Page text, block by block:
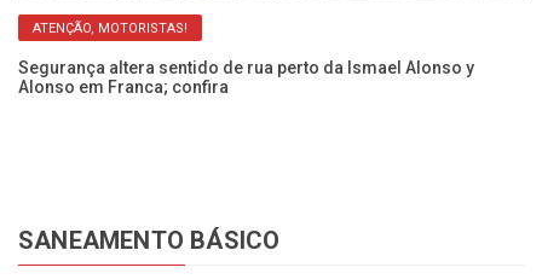
ATENÇÃO, MOTORISTAS!
Segurança altera sentido de rua perto da Ismael Alonso y
Alonso em Franca; confira
SANEAMENTO BÁSICO